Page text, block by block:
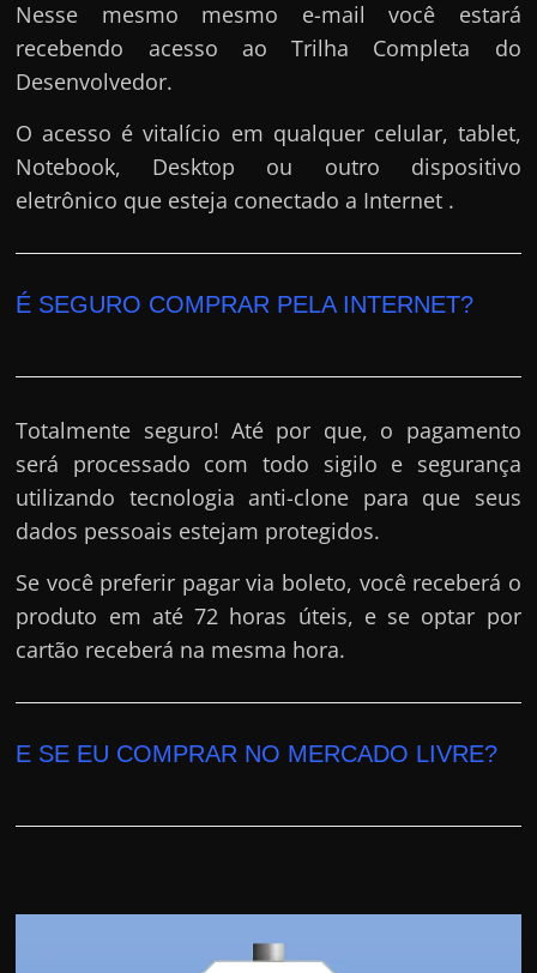
Nesse mesmo mesmo e-mail você estará
recebendo acesso ao Trilha Completa do
Desenvolvedor.
O acesso é vitalício em qualquer celular, tablet,
Notebook, Desktop ou outro dispositivo
eletrônico que esteja conectado a Internet .
É SEGURO COMPRAR PELA INTERNET?
Totalmente seguro! Até por que, o pagamento
será processado com todo sigilo e segurança
utilizando tecnologia anti-clone para que seus
dados pessoais estejam protegidos.
Se você preferir pagar via boleto, você receberá o
produto em até 72 horas úteis, e se optar por
cartão receberá na mesma hora.
E SE EU COMPRAR NO MERCADO LIVRE?